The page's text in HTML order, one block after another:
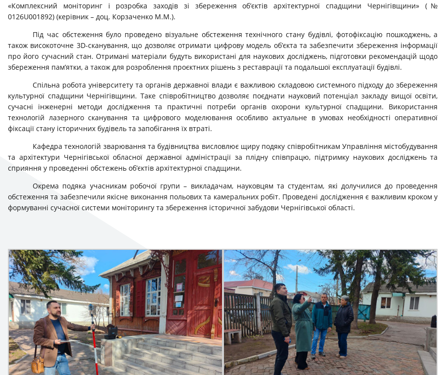
«Комплексний моніторинг і розробка заходів зі збереження об’єктів архітектурної спадщини Чернігівщини» (№
0126U001892) (керівник – доц. Корзаченко М.М.).
Під час обстеження було проведено візуальне обстеження технічного стану будівлі, фотофіксацію пошкоджень, а
також високоточне 3D-сканування, що дозволяє отримати цифрову модель об’єкта та забезпечити збереження інформації
про його сучасний стан. Отримані матеріали будуть використані для наукових досліджень, підготовки рекомендацій щодо
збереження пам’ятки, а також для розроблення проєктних рішень з реставрації та подальшої експлуатації будівлі.
Спільна робота університету та органів державної влади є важливою складовою системного підходу до збереження
культурної спадщини Чернігівщини. Таке співробітництво дозволяє поєднати науковий потенціал закладу вищої освіти,
сучасні інженерні методи дослідження та практичні потреби органів охорони культурної спадщини. Використання
технологій лазерного сканування та цифрового моделювання особливо актуальне в умовах необхідності оперативної
фіксації стану історичних будівель та запобігання їх втраті.
Кафедра технологій зварювання та будівництва висловлює щиру подяку співробітникам Управління містобудування
та архітектури Чернігівської обласної державної адміністрації за плідну співпрацю, підтримку наукових досліджень та
сприяння у проведенні обстежень об’єктів архітектурної спадщини.
Окрема подяка учасникам робочої групи – викладачам, науковцям та студентам, які долучилися до проведення
обстеження та забезпечили якісне виконання польових та камеральних робіт. Проведені дослідження є важливим кроком у
формуванні сучасної системи моніторингу та збереження історичної забудови Чернігівської області.